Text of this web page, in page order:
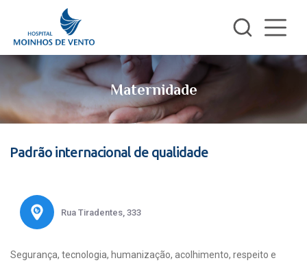
Maternidade
Padrão internacional de qualidade
Rua Tiradentes, 333
Segurança, tecnologia, humanização, acolhimento, respeito e